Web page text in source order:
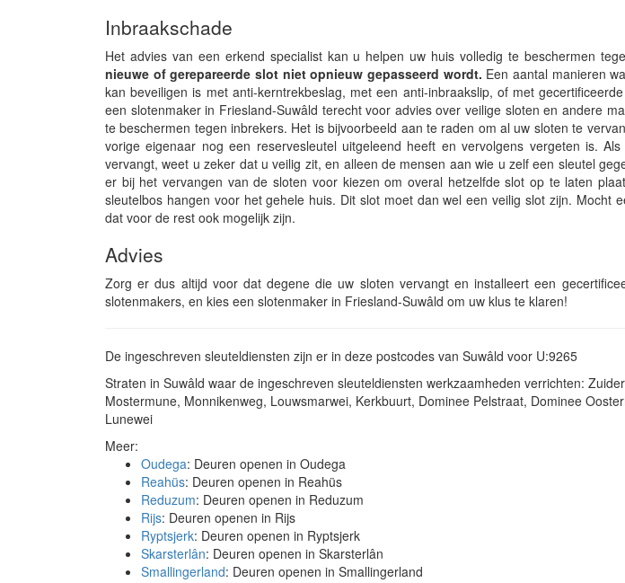
Inbraakschade
Het advies van een erkend specialist kan u helpen uw huis volledig te beschermen
nieuwe of gerepareerde slot niet opnieuw gepasseerd wordt. Een aantal manieren
kan beveiligen is met anti-kerntrekbeslag, met een anti-inbraakslip, of met
een slotenmaker in Friesland-Suwâld terecht voor advies over veilige sloten en andere
te beschermen tegen inbrekers. Het is bijvoorbeeld aan te raden om al uw sloten te
vorige eigenaar nog een reservesleutel uitgeleend heeft en vervolgens vergeten is.
vervangt, weet u zeker dat u veilig zit, en alleen de mensen aan wie u zelf een sleutel
er bij het vervangen van de sloten voor kiezen om overal hetzelfde slot op te laten
sleutelbos hangen voor het gehele huis. Dit slot moet dan wel een veilig slot zijn. Mocht
dat voor de rest ook mogelijk zijn.
Advies
Zorg er dus altijd voor dat degene die uw sloten vervangt en installeert een
slotenmakers, en kies een slotenmaker in Friesland-Suwâld om uw klus te klaren!
De ingeschreven sleuteldiensten zijn er in deze postcodes van Suwâld voor U:9265
Straten in Suwâld waar de ingeschreven sleuteldiensten werkzaamheden verrichten:
Mostermune, Monnikenweg, Louwsmarwei, Kerkbuurt, Dominee Pelstraat, Dominee
Lunewei
Meer:
Oudega: Deuren openen in Oudega
Reahüs: Deuren openen in Reahüs
Reduzum: Deuren openen in Reduzum
Rijs: Deuren openen in Rijs
Ryptsjerk: Deuren openen in Ryptsjerk
Skarsterlân: Deuren openen in Skarsterlân
Smallingerland: Deuren openen in Smallingerland